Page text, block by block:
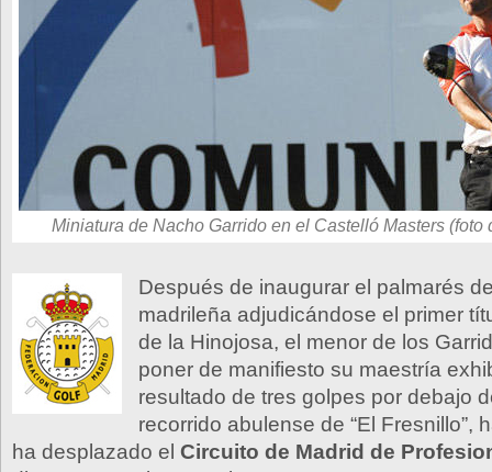
Miniatura de Nacho Garrido en el Castelló Masters (foto
Después de inaugurar el palmarés
madrileña adjudicándose el primer
de la Hinojosa, el menor de los
poner de manifiesto su maestría
resultado de tres golpes por debajo
recorrido abulense de “El Fresnillo”,
ha desplazado el Circuito de Madrid de